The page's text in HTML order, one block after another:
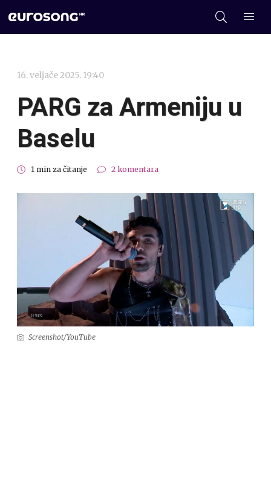
16. veljače 2025. 19:40
PARG za Armeniju u
Baselu
1 min za čitanje 2 komentara
Screenshot/YouTube